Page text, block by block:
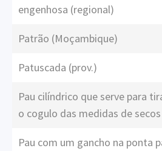
engenhosa (regional)
Patrão (Moçambique)
Patuscada (prov.)
Pau cilíndrico que serve para
o cogulo das medidas de secos
Pau com um gancho na ponta